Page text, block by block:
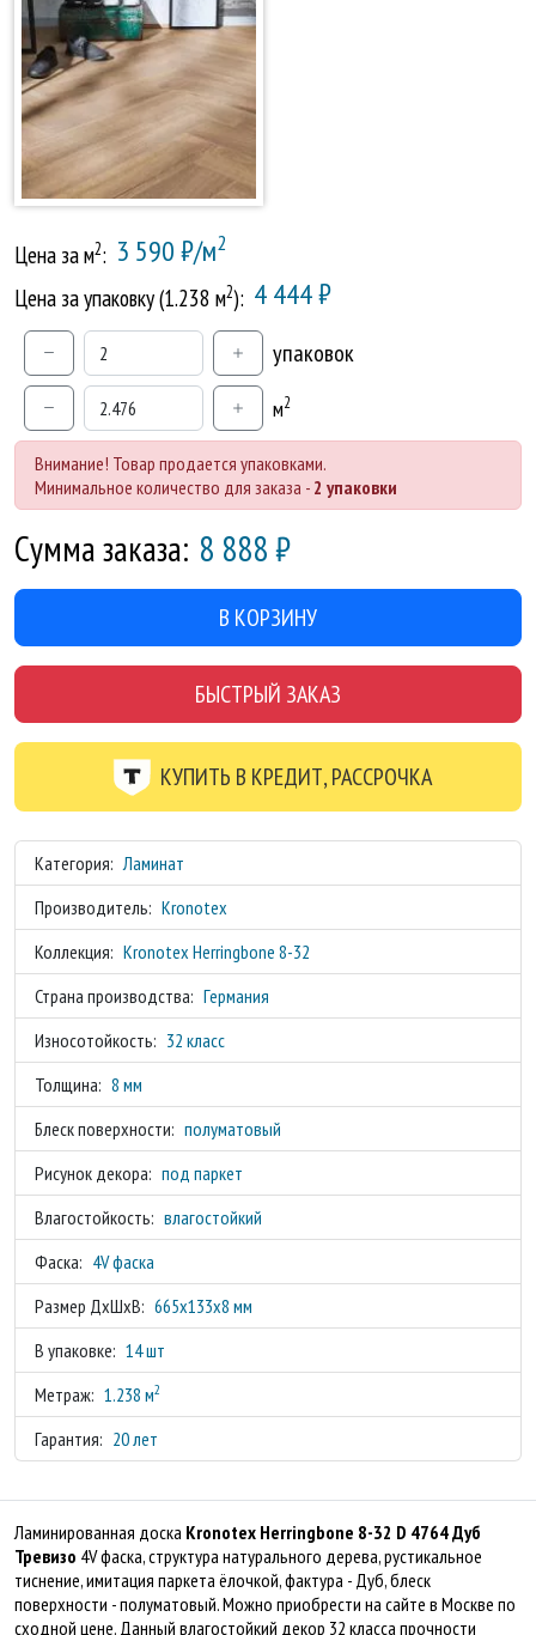
Цена за м2: 3 590 ₽/м2
Цена за упаковку (1.238 м2): 4 444 ₽
упаковок
м2
Внимание! Товар продается упаковками.
Минимальное количество для заказа - 2 упаковки
Сумма заказа: 8 888₽
В КОРЗИНУ
БЫСТРЫЙ ЗАКАЗ
КУПИТЬ В КРЕДИТ, РАССРОЧКА
Категория: Ламинат
Производитель: Kronotex
Коллекция: Kronotex Herringbone 8-32
Страна производства: Германия
Износотойкость: 32 класс
Толщина: 8 мм
Блеск поверхности: полуматовый
Рисунок декора: под паркет
Влагостойкость: влагостойкий
Фаска: 4V фаска
Размер ДхШхВ: 665x133x8 мм
В упаковке: 14 шт
Метраж: 1.238 м2
Гарантия: 20 лет
Ламинированная доска Kronotex Herringbone 8-32 D 4764 Дуб
Тревизо 4V фаска, структура натурального дерева, рустикальное
тиснение, имитация паркета ёлочкой, фактура - Дуб, блеск
поверхности - полуматовый. Можно приобрести на сайте в Москве по
сходной цене. Данный влагостойкий декор 32 класса прочности